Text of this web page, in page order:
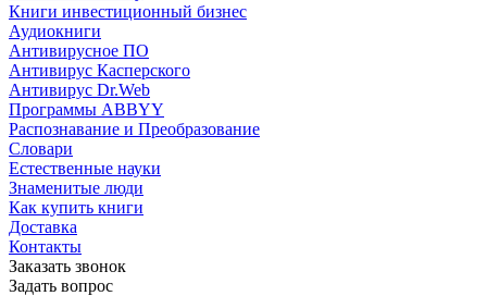
Книги инвестиционный бизнес
Аудиокниги
Антивирусное ПО
Антивирус Касперского
Антивирус Dr.Web
Программы ABBYY
Распознавание и Преобразование
Словари
Естественные науки
Знаменитые люди
Как купить книги
Доставка
Контакты
Заказать звонок
Задать вопрос